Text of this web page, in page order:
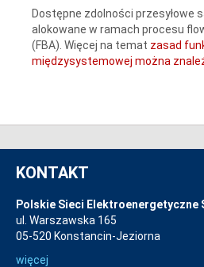
Dostępne zdolności przesyłowe
alokowane w ramach procesu
(FBA). Więcej na temat zasad
międzysystemowej można
KONTAKT
Polskie Sieci Elektroenergetyczne
ul. Warszawska 165
05-520 Konstancin-Jeziorna
więcej